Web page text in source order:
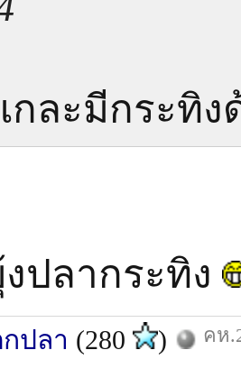
กละมีกระทิ
ปลากระทิง
ปลา (280 ) คห